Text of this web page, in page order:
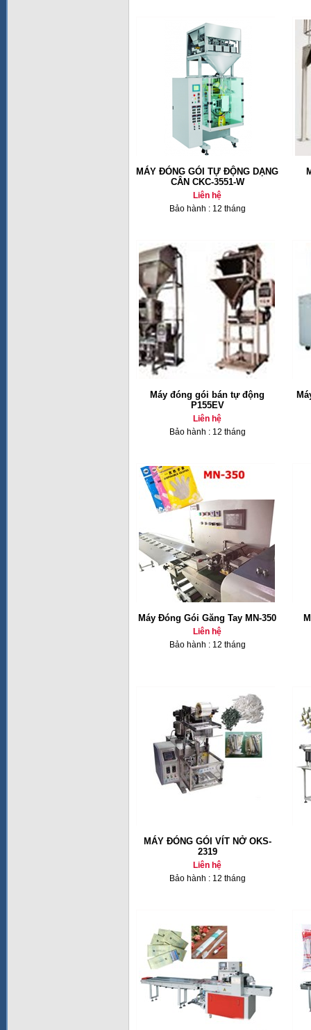
MÁY ĐÓNG GÓI TỰ ĐỘNG DẠNG
CÂN CKC-3551-W
Liên hệ
Bảo hành : 12 tháng
Máy đóng gói bán tự động
P155EV
Liên hệ
Bảo hành : 12 tháng
Máy Đóng Gói Găng Tay MN-350
Liên hệ
Bảo hành : 12 tháng
MÁY ĐÓNG GÓI VÍT NỞ OKS-
2319
Liên hệ
Bảo hành : 12 tháng